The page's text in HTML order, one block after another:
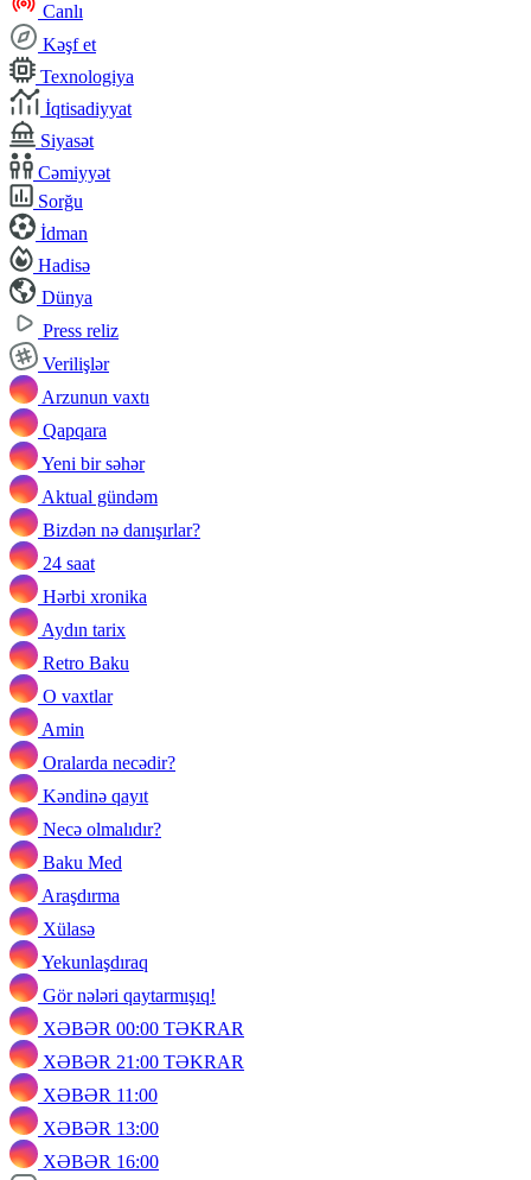
Canlı
Kəşf et
Texnologiya
İqtisadiyyat
Siyasət
Cəmiyyət
Sorğu
İdman
Hadisə
Dünya
Press reliz
Verilişlər
Arzunun vaxtı
Qapqara
Yeni bir səhər
Aktual gündəm
Bizdən nə danışırlar?
24 saat
Hərbi xronika
Aydın tarix
Retro Baku
O vaxtlar
Amin
Oralarda necədir?
Kəndinə qayıt
Necə olmalıdır?
Baku Med
Araşdırma
Xülasə
Yekunlaşdıraq
Gör nələri qaytarmışıq!
XƏBƏR 00:00 TƏKRAR
XƏBƏR 21:00 TƏKRAR
XƏBƏR 11:00
XƏBƏR 13:00
XƏBƏR 16:00